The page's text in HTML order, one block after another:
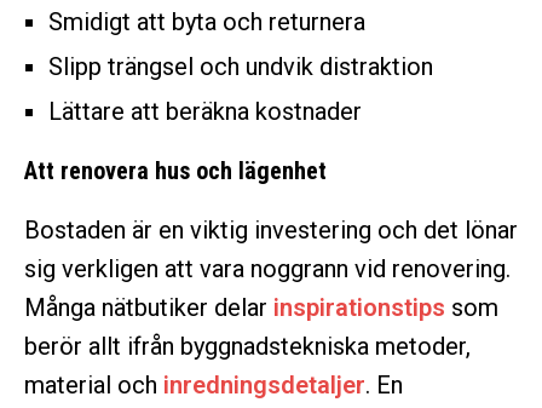
Smidigt att byta och returnera
Slipp trängsel och undvik distraktion
Lättare att beräkna kostnader
Att renovera hus och lägenhet
Bostaden är en viktig investering och det lönar
sig verkligen att vara noggrann vid renovering.
Många nätbutiker delar inspirationstips som
berör allt ifrån byggnadstekniska metoder,
material och inredningsdetaljer. En